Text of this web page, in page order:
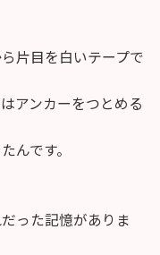
片目を白いテープで
アンカーをつとめる
んです。
った記憶がありま